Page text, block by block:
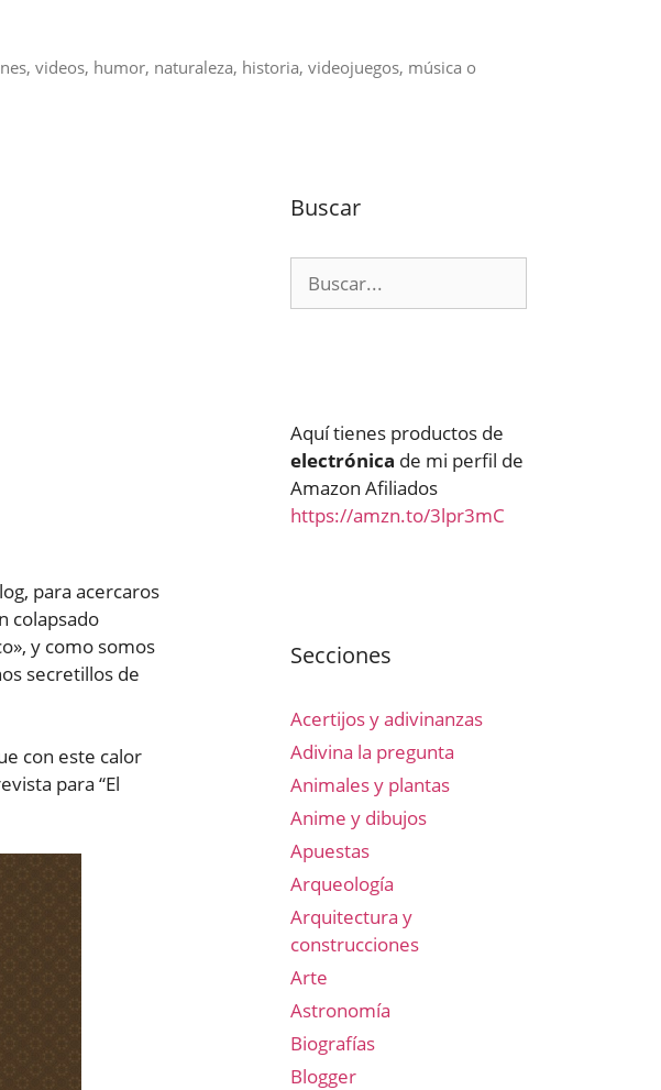
videos, humor, naturaleza, historia, videojuegos, música o
para acercaros
colapsado
y como somos
secretillos de
con este calor
para “El
Buscar
Aquí tienes productos de
electrónica de mi perfil de
Amazon Afiliados
https://amzn.to/3lpr3mC
Secciones
Acertijos y adivinanzas
Adivina la pregunta
Animales y plantas
Anime y dibujos
Apuestas
Arqueología
Arquitectura y
construcciones
Arte
Astronomía
Biografías
Blogger